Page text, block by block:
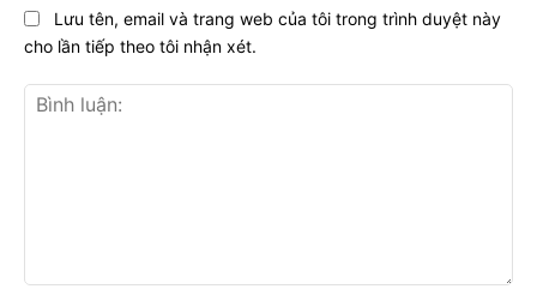
Lưu tên, email và trang web của tôi trong trình duyệt này
cho lần tiếp theo tôi nhận xét.